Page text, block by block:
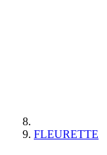
FLEURETTE